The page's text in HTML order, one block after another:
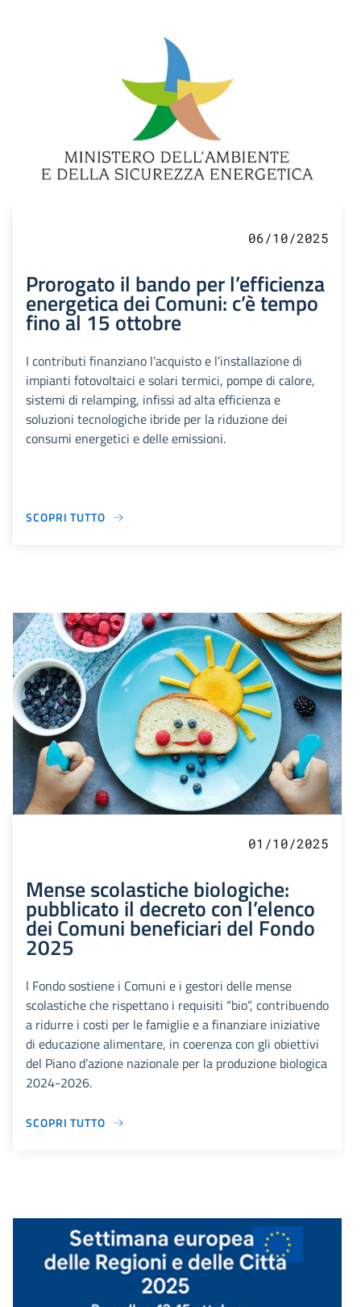
06/10/2025
Prorogato il bando per l’efficienza
energetica dei Comuni: c’è tempo
fino al 15 ottobre
I contributi finanziano l’acquisto e l’installazione di
impianti fotovoltaici e solari termici, pompe di calore,
sistemi di relamping, infissi ad alta efficienza e
soluzioni tecnologiche ibride per la riduzione dei
consumi energetici e delle emissioni.
SCOPRI TUTTO
01/10/2025
Mense scolastiche biologiche:
pubblicato il decreto con l’elenco
dei Comuni beneficiari del Fondo
2025
l Fondo sostiene i Comuni e i gestori delle mense
scolastiche che rispettano i requisiti “bio”, contribuendo
a ridurre i costi per le famiglie e a finanziare iniziative
di educazione alimentare, in coerenza con gli obiettivi
del Piano d’azione nazionale per la produzione biologica
2024-2026.
SCOPRI TUTTO